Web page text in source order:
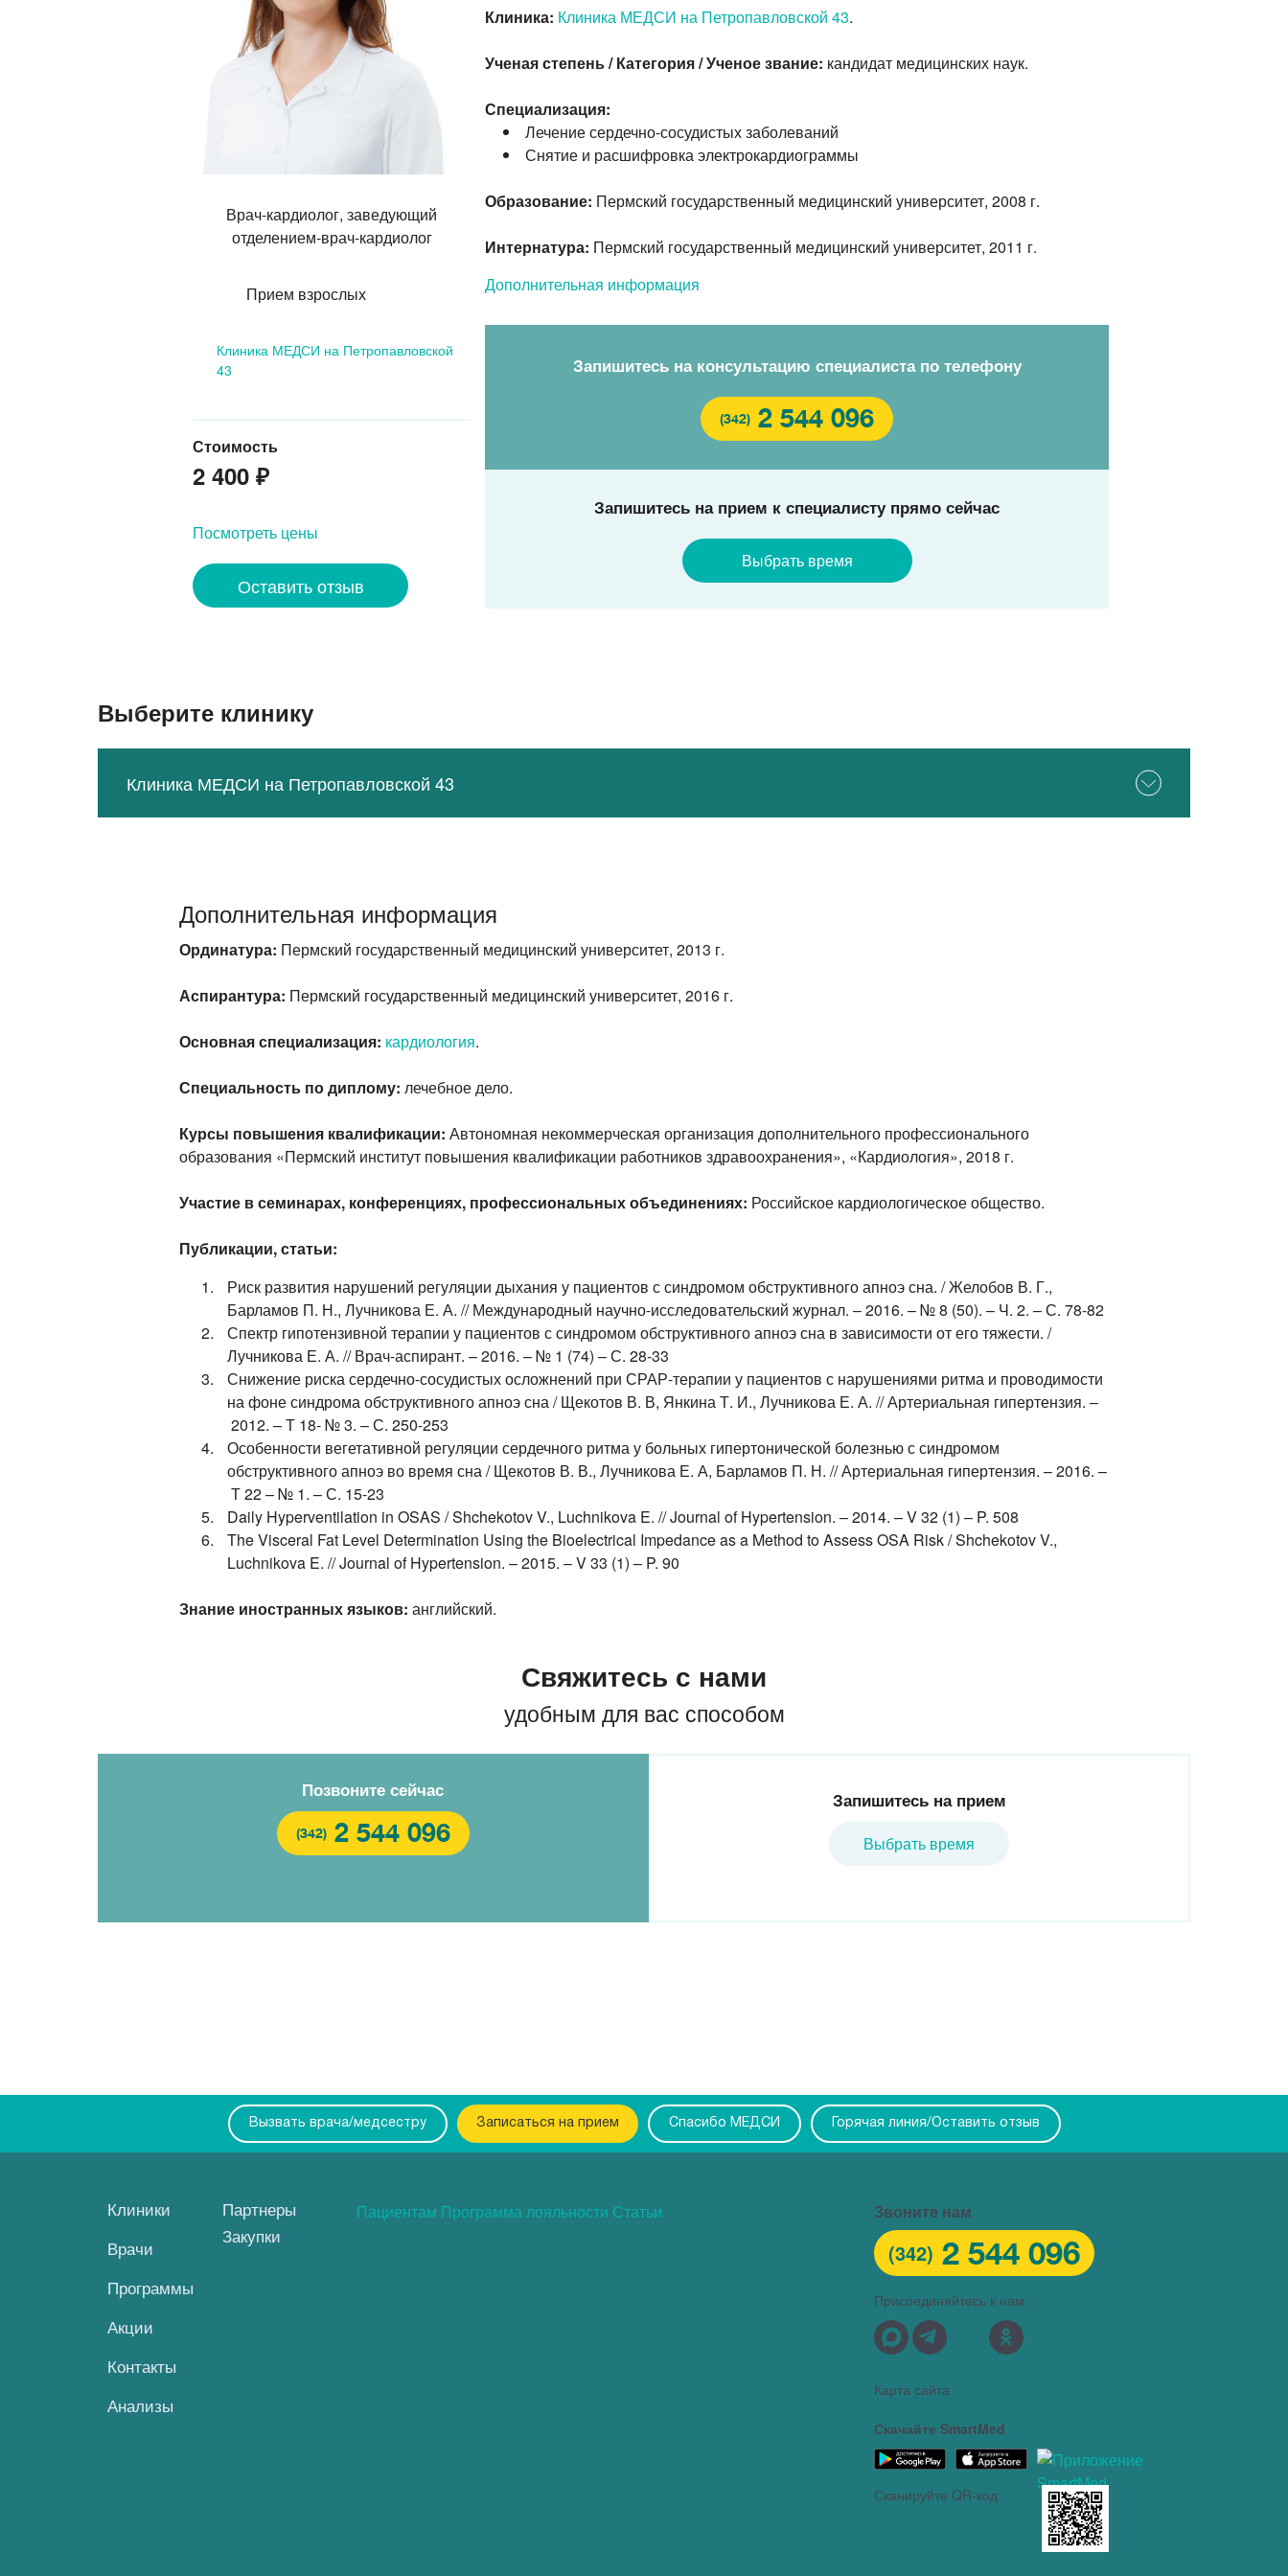
Врач-кардиолог, заведующий
отделением-врач-кардиолог
Прием взрослых
Клиника МЕДСИ на Петропавловской
43
Стоимость
2 400 ₽
Посмотреть цены
Оставить отзыв
Клиника: Клиника МЕДСИ на Петропавловской 43.
Ученая степень / Категория / Ученое звание: кандидат медицинских наук.
Специализация:
Лечение сердечно-сосудистых заболеваний
Снятие и расшифровка электрокардиограммы
Образование: Пермский государственный медицинский университет, 2008 г.
Интернатура: Пермский государственный медицинский университет, 2011 г.
Дополнительная информация
Запишитесь на консультацию специалиста по телефону
(342) 2 544 096
Запишитесь на прием к специалисту прямо сейчас
Выбрать время
Выберите клинику
Клиника МЕДСИ на Петропавловской 43
Дополнительная информация
Ординатура: Пермский государственный медицинский университет, 2013 г.
Аспирантура: Пермский государственный медицинский университет, 2016 г.
Основная специализация: кардиология.
Специальность по диплому: лечебное дело.
Курсы повышения квалификации: Автономная некоммерческая организация дополнительного профессионального
образования «Пермский институт повышения квалификации работников здравоохранения», «Кардиология», 2018 г.
Участие в семинарах, конференциях, профессиональных объединениях: Российское кардиологическое общество.
Публикации, статьи:
Риск развития нарушений регуляции дыхания у пациентов с синдромом обструктивного апноэ сна. / Желобов В. Г.,
Барламов П. Н., Лучникова Е. А. // Международный научно-исследовательский журнал. – 2016. – № 8 (50). – Ч. 2. – С. 78-82
Спектр гипотензивной терапии у пациентов с синдромом обструктивного апноэ сна в зависимости от его тяжести. /
Лучникова Е. А. // Врач-аспирант. – 2016. – № 1 (74) – С. 28-33
Снижение риска сердечно-сосудистых осложнений при СРАР-терапии у пациентов с нарушениями ритма и проводимости
на фоне синдрома обструктивного апноэ сна / Щекотов В. В, Янкина Т. И., Лучникова Е. А. // Артериальная гипертензия. –
2012. – Т 18- № 3. – С. 250-253
Особенности вегетативной регуляции сердечного ритма у больных гипертонической болезнью с синдромом
обструктивного апноэ во время сна / Щекотов В. В., Лучникова Е. А, Барламов П. Н. // Артериальная гипертензия. – 2016. –
Т 22 – № 1. – С. 15-23
Daily Hyperventilation in OSAS / Shchekotov V., Luchnikova E. // Journal of Hypertension. – 2014. – V 32 (1) – P. 508
The Visceral Fat Level Determination Using the Bioelectrical Impedance as a Method to Assess OSA Risk / Shchekotov V.,
Luchnikova E. // Journal of Hypertension. – 2015. – V 33 (1) – P. 90
Знание иностранных языков: английский.
Свяжитесь с нами
удобным для вас способом
Позвоните сейчас
(342) 2 544 096
Запишитесь на прием
Выбрать время
Вызвать врача/медсестру Записаться на прием Спасибо МЕДСИ Горячая линия/Оставить отзыв
Клиники
Врачи
Программы
Акции
Контакты
Анализы
Пациентам Программа лояльности Статьи
Партнеры
Закупки
Звоните нам
(342) 2 544 096
Присоединяйтесь к нам:
Карта сайта
Скачайте SmartMed
Сканируйте QR-код